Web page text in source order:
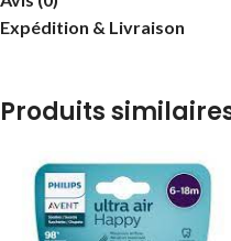
Expédition & Livraison
Produits